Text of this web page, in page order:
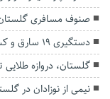
صنوف مسافری
دستگیری ۱۹ سارق و کشف ۵۳ فقره سرقت در گنبدکاووس
گلستان، دروازه
نیمی از نوزادان در